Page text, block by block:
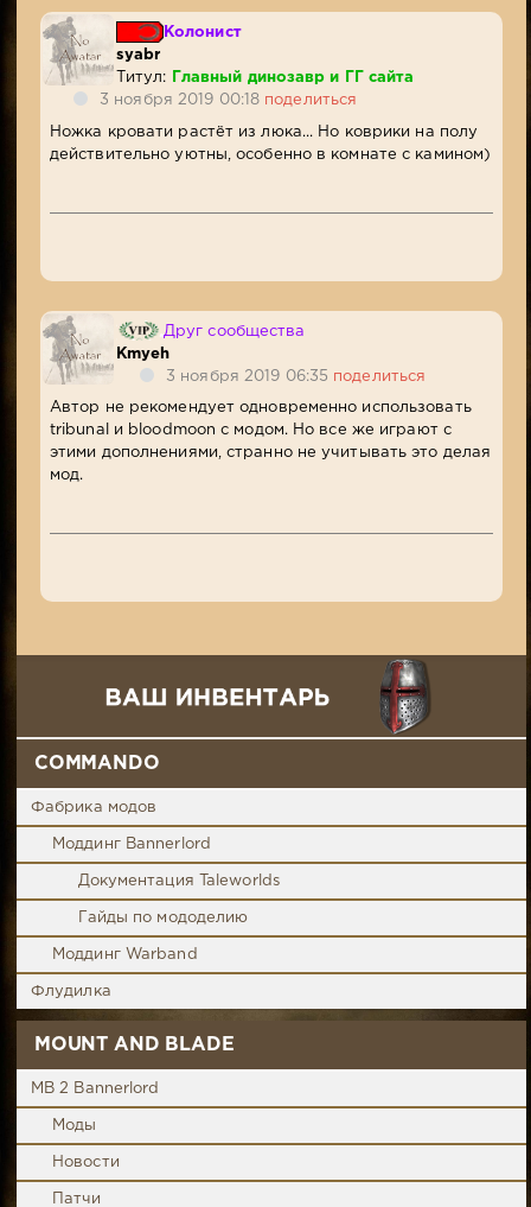
Колонист
syabr
Титул:
Главный динозавр и ГГ сайта
3 ноября 2019 00:18 поделиться
Ножка кровати растёт из люка... Но коврики на полу
действительно уютны, особенно в комнате с камином)
Друг сообщества
Kmyeh
3 ноября 2019 06:35 поделиться
Автор не рекомендует одновременно использовать
tribunal и bloodmoon с модом. Но все же играют с
этими дополнениями, странно не учитывать это делая
мод.
COMMANDO
Фабрика модов
Моддинг Bannerlord
Документация Taleworlds
Гайды по мододелию
Моддинг Warband
Флудилка
MOUNT AND BLADE
MB 2 Bannerlord
Моды
Новости
Патчи